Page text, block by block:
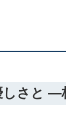
さと ―